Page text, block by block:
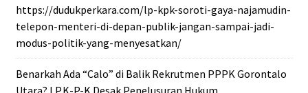
https://dudukperkara.com/lp-kpk-soroti-gaya-najamudin-
telepon-menteri-di-depan-publik-jangan-sampai-jadi-
modus-politik-yang-menyesatkan/
Benarkah Ada “Calo” di Balik Rekrutmen PPPK Gorontalo
Utara? LP.K-P-K Desak Penelusuran Hukum